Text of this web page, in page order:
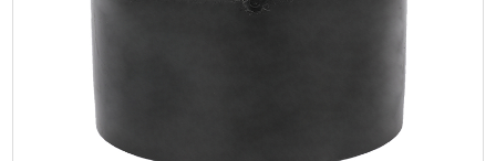
Bahan HDPE mempunyai kestabilan kimia yang baik, jadi
HDPE Butt Fusion Equal Elbow mempunyai rintangan